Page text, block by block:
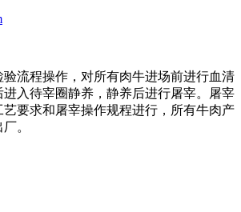
流程操作，对所有肉牛进场前进行血清
入待宰圈静养，静养后进行屠宰。屠宰
要求和屠宰操作规程进行，所有牛肉产
。